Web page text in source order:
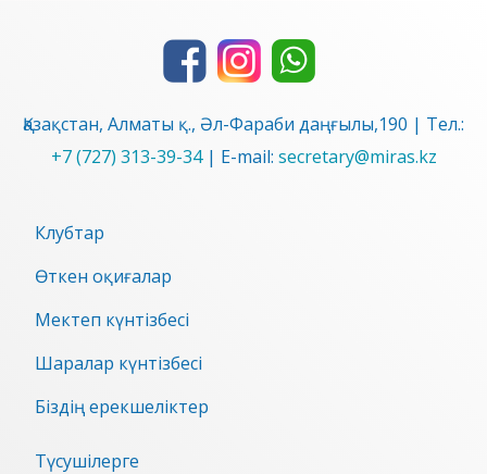
Қазақстан, Алматы қ., Әл-Фараби даңғылы,190 | Тел.:
+7 (727) 313-39-34| E-mail: secretary@miras.kz
Клубтар
Өткен оқиғалар
Мектеп күнтізбесі
Шаралар күнтізбесі
Біздің ерекшеліктер
Түсушілерге